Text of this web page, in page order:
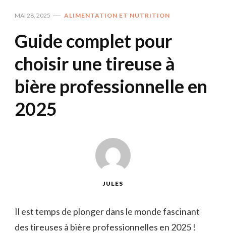
MAI 28, 2025 ALIMENTATION ET NUTRITION
Guide complet pour
choisir une tireuse à
bière professionnelle en
2025
JULES
Il est temps de plonger dans le monde fascinant
des tireuses à bière professionnelles en 2025 !